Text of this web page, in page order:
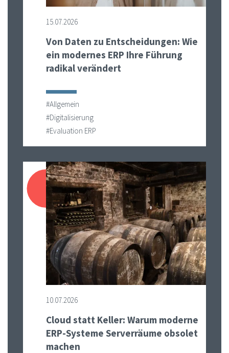
15.07.2026
Von Daten zu Entscheidungen: Wie
ein modernes ERP Ihre Führung
radikal verändert
#Allgemein
#Digitalisierung
#Evaluation ERP
10.07.2026
Cloud statt Keller: Warum moderne
ERP-Systeme Serverräume obsolet
machen